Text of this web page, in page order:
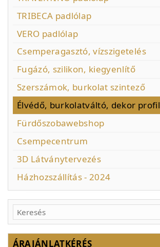
TRIBECA padlólap
VERO padlólap
Csemperagasztó, vízszigetelés
Fugázó, szilikon, kiegyenlítő
Szerszámok, burkolat szintező
Élvédő, burkolatváltó, dekor profil
Fürdőszobawebshop
Csempecentrum
3D Látványtervezés
Házhozszállítás - 2024
ÁRAJÁNLATKÉRÉS